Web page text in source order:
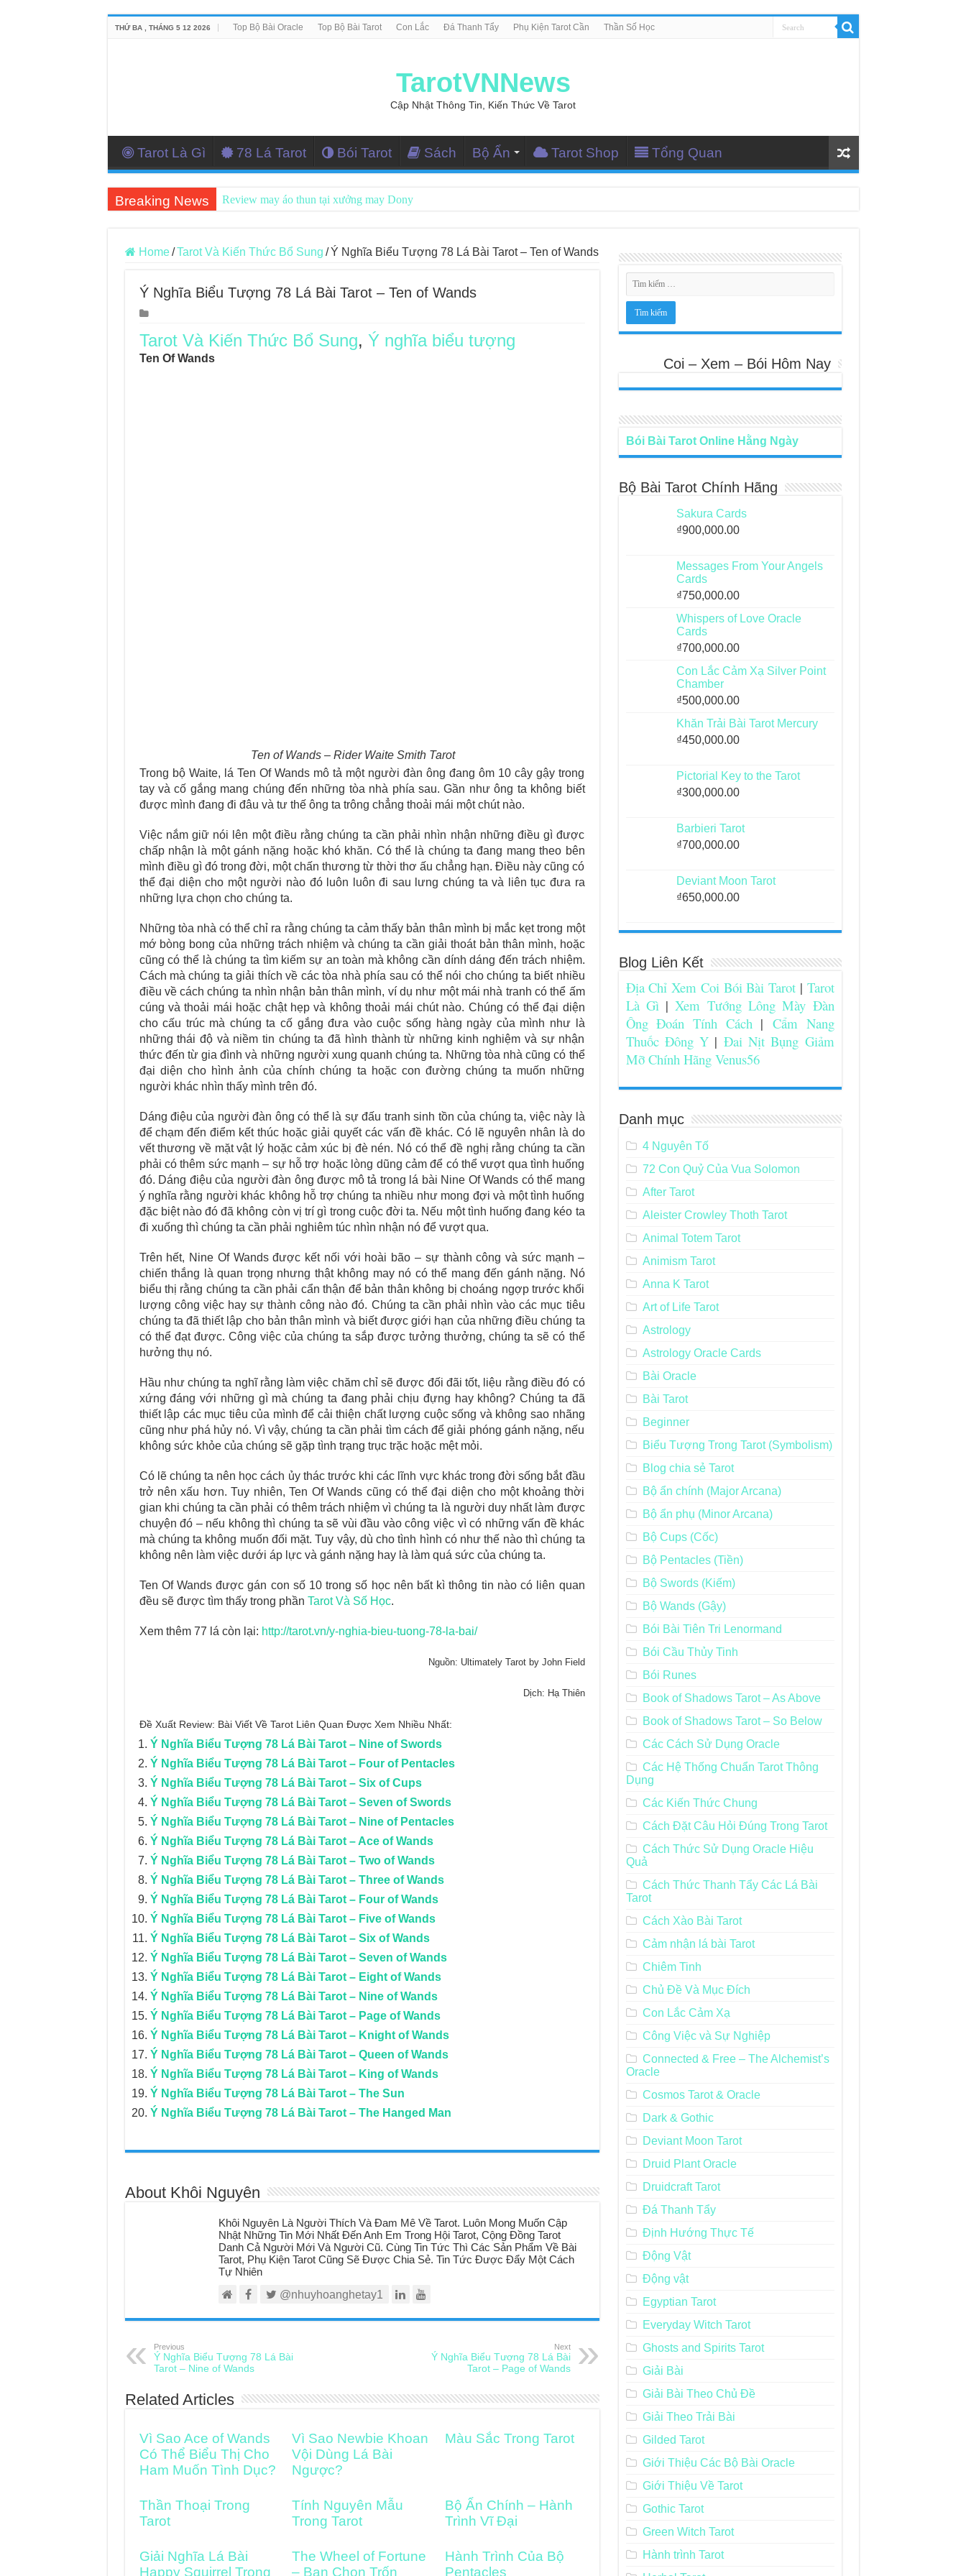
THỨ BA , THÁNG 5 12 2026 Top Bộ Bài Oracle Top Bộ Bài Tarot Con Lắc Đá Thanh Tẩy Phụ Kiện Tarot Cần Thần Số Học
TarotVNNews
Cập Nhật Thông Tin, Kiến Thức Về Tarot
Tarot Là Gì 78 Lá Tarot Bói Tarot Sách Bộ Ẩn Tarot Shop Tổng Quan
Breaking News
Review may áo thun tại xưởng may Dony
Konxari Cards – Trải Nghiệm Kết Nối Với Thế Giới Tâm Linh
Journey Of Love Oracle – Lá Số 70: Heaven
Journey Of Love Oracle – Lá Số 68: Drop Into Your Heart
Home / Tarot Và Kiến Thức Bổ Sung / Ý Nghĩa Biểu Tượng 78 Lá Bài Tarot – Ten of Wands
Ý Nghĩa Biểu Tượng 78 Lá Bài Tarot – Ten of Wands
Tarot Và Kiến Thức Bổ Sung, Ý nghĩa biểu tượng
Ten Of Wands
Ten of Wands – Rider Waite Smith Tarot
Trong bộ Waite, lá Ten Of Wands mô tả một người đàn ông đang ôm 10 cây gậy trong
tay và cố gắng mang chúng đến những tòa nhà phía sau. Gần như ông ta không biết
được mình đang đi đâu và tư thế ông ta trông chẳng thoải mái một chút nào.
Việc nắm giữ nói lên một điều rằng chúng ta cần phải nhìn nhận những điều gì được
chấp nhận là một gánh nặng hoặc khó khăn. Có thể là chúng ta đang mang theo bên
mình điều gì đó trong đời, một chấn thương từ thời thơ ấu chẳng hạn. Điều này cũng có
thể đại diện cho một người nào đó luôn luôn đi sau lưng chúng ta và liên tục đưa ra
những lựa chọn cho chúng ta.
Những tòa nhà có thể chỉ ra rằng chúng ta cảm thấy bản thân mình bị mắc kẹt trong một
mớ bòng bong của những trách nhiệm và chúng ta cần giải thoát bản thân mình, hoặc
cũng có thể là chúng ta tìm kiếm sự an toàn mà không cần dính dáng đến trách nhiệm.
Cách mà chúng ta giải thích về các tòa nhà phía sau có thể nói cho chúng ta biết nhiều
điều về cách chúng ta nhìn nhận bản thân mình, ví dụ như một mái nhà tranh có thể ấm
cúng và thoải mái hoặc chật hẹp và không thoải mái chút nào. Chúng có thể đại diện
cho cấu trúc mà chúng ta cố gắng đưa vào cuộc sống hàng ngày của mình như là
những thái độ và niềm tin chúng ta đã hình thành từ những kinh nghiệm và sự nhận
thức đến từ gia đình và những người xung quanh chúng ta. Những tòa nhà cũng có thể
đại diện cho hình ảnh của chính chúng ta hoặc con đường chúng ta muốn những
người khác nhìn thấy mình trên đó.
Dáng điệu của người đàn ông có thể là sự đấu tranh sinh tồn của chúng ta, việc này là
để chạm đến điểm kết thúc hoặc giải quyết các vấn đề khác. Có lẽ nguyên nhân là do
vết thương về mặt vật lý hoặc cảm xúc bị đè nén. Nó có thể đề nghị rằng chúng ta cần
phải có thêm sức mạnh – sự hỗ trợ hoặc lòng dũng cảm để có thể vượt qua tình huống
đó. Dáng điệu của người đàn ông được mô tả trong lá bài Nine Of Wands có thể mang
ý nghĩa rằng người khác không hỗ trợ chúng ta nhiều như mong đợi và một tình huống
đặc biệt nào đó đã không còn vị trí gì trong cuộc đời ta. Nếu một tình huống đang kéo ta
đi xuống thì chúng ta cần phải nghiêm túc nhìn nhận nó để vượt qua.
Trên hết, Nine Of Wands được kết nối với hoài bão – sự thành công và sức mạnh –
chiến thắng là quan trọng nhưng thật không may nó có thể mang đến gánh nặng. Nó
biểu thị rằng chúng ta cần phải cẩn thận để bản thân không bị choáng ngợp trước khối
lượng công việc hay sự thành công nào đó. Chúng ta cần phải nhìn vào các mục tiêu
chúng ta đã thiết lập cho bản thân mình và biết được giới hạn của những điều chúng ta
có thể đạt được. Công việc của chúng ta sắp được tưởng thưởng, chúng ta sẽ có thể
hưởng thụ nó.
Hầu như chúng ta nghĩ rằng làm việc chăm chỉ sẽ được đối đãi tốt, liệu rằng điều đó có
xứng đáng với những gì mà chúng ta đang phải chịu đựng hay không? Chúng ta đã
thiết lập các mục tiêu của mình để cải thiện chất lượng cuộc sống và không sao nhãng
cũng như phá hủy nó. Vì vậy, chúng ta cần phải tìm cách để giải phóng gánh nặng, nếu
không sức khỏe của chúng sẽ gặp tình trạng trục trặc hoặc mệt mỏi.
Có lẽ chúng ta nên học cách ủy thác trước khi các lĩnh vực khác trong đời sống bắt đầu
trở nên xấu hơn. Tuy nhiên, Ten Of Wands cũng có thể đại diện cho một khoảng thời
gian khi chúng ta cần phải có thêm trách nhiệm vì chúng ta là người duy nhất làm được
chuyện đó – nếu không thì chúng ta sẽ vùi đầu vào công việc vì có những vấn đề khác
mà chúng ta không muốn đối mặt. Tuy vậy, dù cho tình hình có như thế nào thì chúng ta
không nên làm việc dưới áp lực và gánh nặng hay là làm quá sức của chúng ta.
Ten Of Wands được gán con số 10 trong số học nên bất kì thông tin nào có liên quan
đều sẽ được tìm thấy trong phần Tarot Và Số Học.
Xem thêm 77 lá còn lại: http://tarot.vn/y-nghia-bieu-tuong-78-la-bai/
Nguồn: Ultimately Tarot by John Field
Dịch: Hạ Thiên
Đề Xuất Review: Bài Viết Về Tarot Liên Quan Được Xem Nhiều Nhất:
Ý Nghĩa Biểu Tượng 78 Lá Bài Tarot – Nine of Swords
Ý Nghĩa Biểu Tượng 78 Lá Bài Tarot – Four of Pentacles
Ý Nghĩa Biểu Tượng 78 Lá Bài Tarot – Six of Cups
Ý Nghĩa Biểu Tượng 78 Lá Bài Tarot – Seven of Swords
Ý Nghĩa Biểu Tượng 78 Lá Bài Tarot – Nine of Pentacles
Ý Nghĩa Biểu Tượng 78 Lá Bài Tarot – Ace of Wands
Ý Nghĩa Biểu Tượng 78 Lá Bài Tarot – Two of Wands
Ý Nghĩa Biểu Tượng 78 Lá Bài Tarot – Three of Wands
Ý Nghĩa Biểu Tượng 78 Lá Bài Tarot – Four of Wands
Ý Nghĩa Biểu Tượng 78 Lá Bài Tarot – Five of Wands
Ý Nghĩa Biểu Tượng 78 Lá Bài Tarot – Six of Wands
Ý Nghĩa Biểu Tượng 78 Lá Bài Tarot – Seven of Wands
Ý Nghĩa Biểu Tượng 78 Lá Bài Tarot – Eight of Wands
Ý Nghĩa Biểu Tượng 78 Lá Bài Tarot – Nine of Wands
Ý Nghĩa Biểu Tượng 78 Lá Bài Tarot – Page of Wands
Ý Nghĩa Biểu Tượng 78 Lá Bài Tarot – Knight of Wands
Ý Nghĩa Biểu Tượng 78 Lá Bài Tarot – Queen of Wands
Ý Nghĩa Biểu Tượng 78 Lá Bài Tarot – King of Wands
Ý Nghĩa Biểu Tượng 78 Lá Bài Tarot – The Sun
Ý Nghĩa Biểu Tượng 78 Lá Bài Tarot – The Hanged Man
About Khôi Nguyên
Khôi Nguyên Là Người Thích Và Đam Mê Về Tarot. Luôn Mong Muốn Cập
Nhật Những Tin Mới Nhất Đến Anh Em Trong Hội Tarot, Cộng Đồng Tarot
Danh Cả Người Mới Và Người Cũ. Cùng Tin Tức Thì Các Sản Phẩm Về Bài
Tarot, Phụ Kiện Tarot Cũng Sẽ Được Chia Sẻ. Tin Tức Được Đẩy Một Cách
Tự Nhiên
@nhuyhoanghetay1
Previous
Ý Nghĩa Biểu Tượng 78 Lá Bài
Tarot – Nine of Wands
Next
Ý Nghĩa Biểu Tượng 78 Lá Bài
Tarot – Page of Wands
Related Articles
Vì Sao Ace of Wands
Có Thể Biểu Thị Cho
Ham Muốn Tình Dục?
Vì Sao Newbie Khoan
Vội Dùng Lá Bài
Ngược?
Màu Sắc Trong Tarot
Thần Thoại Trong
Tarot
Tính Nguyên Mẫu
Trong Tarot
Bộ Ẩn Chính – Hành
Trình Vĩ Đại
Giải Nghĩa Lá Bài
Happy Squirrel Trong
The Wheel of Fortune
– Bạn Chọn Trốn
Hành Trình Của Bộ
Pentacles
Coi – Xem – Bói Hôm Nay
Bói Bài Tarot Online Hằng Ngày
Bộ Bài Tarot Chính Hãng
Sakura Cards
₫900,000.00
Messages From Your Angels
Cards
₫750,000.00
Whispers of Love Oracle
Cards
₫700,000.00
Con Lắc Cảm Xạ Silver Point
Chamber
₫500,000.00
Khăn Trải Bài Tarot Mercury
₫450,000.00
Pictorial Key to the Tarot
₫300,000.00
Barbieri Tarot
₫700,000.00
Deviant Moon Tarot
₫650,000.00
Blog Liên Kết
Địa Chỉ Xem Coi Bói Bài Tarot | Tarot
Là Gì|Xem Tướng Lông Mày Đàn
Ông Đoán Tính Cách| Cẩm Nang
Thuốc Đông Y|Đai Nịt Bụng Giảm
Mỡ Chính Hãng Venus56
Danh mục
4 Nguyên Tố
72 Con Quỷ Của Vua Solomon
After Tarot
Aleister Crowley Thoth Tarot
Animal Totem Tarot
Animism Tarot
Anna K Tarot
Art of Life Tarot
Astrology
Astrology Oracle Cards
Bài Oracle
Bài Tarot
Beginner
Biểu Tượng Trong Tarot (Symbolism)
Blog chia sẻ Tarot
Bộ ẩn chính (Major Arcana)
Bộ ẩn phụ (Minor Arcana)
Bộ Cups (Cốc)
Bộ Pentacles (Tiền)
Bộ Swords (Kiếm)
Bộ Wands (Gậy)
Bói Bài Tiên Tri Lenormand
Bói Cầu Thủy Tinh
Bói Runes
Book of Shadows Tarot – As Above
Book of Shadows Tarot – So Below
Các Cách Sử Dụng Oracle
Các Hệ Thống Chuẩn Tarot Thông
Dụng
Các Kiến Thức Chung
Cách Đặt Câu Hỏi Đúng Trong Tarot
Cách Thức Sử Dụng Oracle Hiệu
Quả
Cách Thức Thanh Tẩy Các Lá Bài
Tarot
Cách Xào Bài Tarot
Cảm nhận lá bài Tarot
Chiêm Tinh
Chủ Đề Và Mục Đích
Con Lắc Cảm Xạ
Công Việc và Sự Nghiệp
Connected & Free – The Alchemist’s
Oracle
Cosmos Tarot & Oracle
Dark & Gothic
Deviant Moon Tarot
Druid Plant Oracle
Druidcraft Tarot
Đá Thanh Tẩy
Định Hướng Thực Tế
Động Vật
Động vật
Egyptian Tarot
Everyday Witch Tarot
Ghosts and Spirits Tarot
Giải Bài
Giải Bài Theo Chủ Đề
Giải Theo Trải Bài
Gilded Tarot
Giới Thiệu Các Bộ Bài Oracle
Giới Thiệu Về Tarot
Gothic Tarot
Green Witch Tarot
Hành trình Tarot